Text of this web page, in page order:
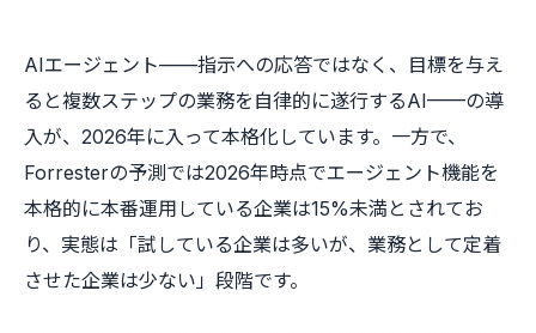
AIエージェント——指示への応答ではなく、目標を与え
ると複数ステップの業務を自律的に遂行するAI——の導
入が、2026年に入って本格化しています。一方で、
Forresterの予測では2026年時点でエージェント機能を
本格的に本番運用している企業は15%未満とされてお
り、実態は「試している企業は多いが、業務として定着
させた企業は少ない」段階です。